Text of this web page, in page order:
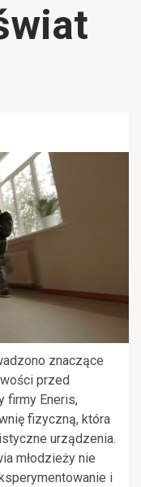
znaczące
przed
firmy Eneris,
fizyczną, która
urządzenia.
młodzieży nie
i